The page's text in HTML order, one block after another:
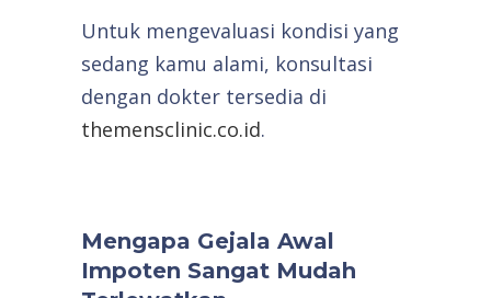
Untuk mengevaluasi kondisi yang
sedang kamu alami, konsultasi
dengan dokter tersedia di
themensclinic.co.id.
Mengapa Gejala Awal
Impoten Sangat Mudah